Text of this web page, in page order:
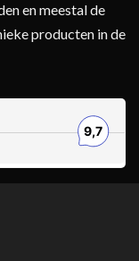
en meestal de
producten in de